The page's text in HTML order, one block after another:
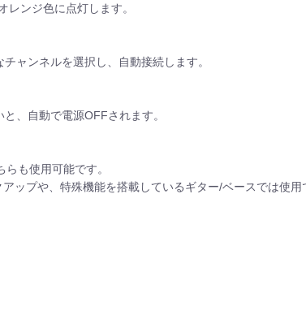
ンジ色に点灯します。
ャンネルを選択し、自動接続します。
、自動で電源OFFされます。
も使用可能です。
ップや、特殊機能を搭載しているギター/ベースでは使用